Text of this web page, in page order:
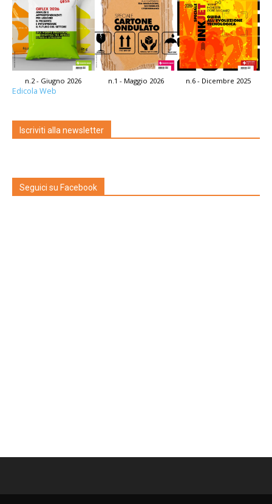
n.2 - Giugno 2026 n.1 - Maggio 2026 n.6 - Dicembre 2025
Edicola Web
Iscriviti alla newsletter
Seguici su Facebook